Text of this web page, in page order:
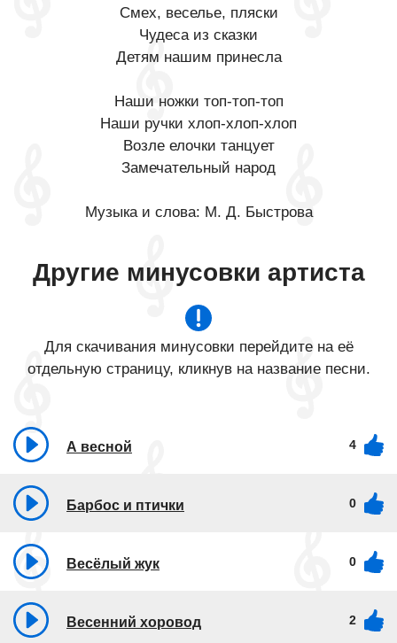
Смех, веселье, пляски
Чудеса из сказки
Детям нашим принесла
Наши ножки топ-топ-топ
Наши ручки хлоп-хлоп-хлоп
Возле елочки танцует
Замечательный народ
Музыка и слова: М. Д. Быстрова
Другие минусовки артиста
Для скачивания минусовки перейдите на её
отдельную страницу, кликнув на название песни.
А весной 4
Барбос и птички 0
Весёлый жук 0
Весенний хоровод 2